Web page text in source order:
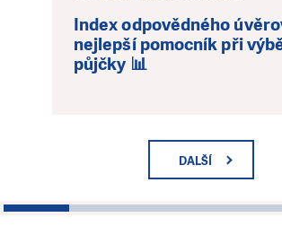
Index odpovědného
nejlepší pomocník při
půjčky 📊
1 2 3 4
DALŠÍ